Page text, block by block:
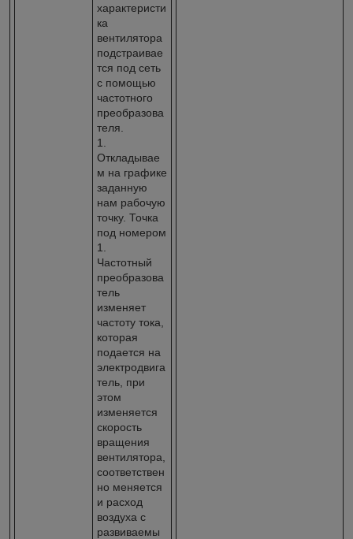
характеристи
ка
вентилятора
подстраивае
тся под сеть
с помощью
частотного
преобразова
теля.
1.
Откладывае
м на графике
заданную
нам рабочую
точку. Точка
под номером
1.
Частотный
преобразова
тель
изменяет
частоту тока,
которая
подается на
электродвига
тель, при
этом
изменяется
скорость
вращения
вентилятора,
соответствен
но меняется
и расход
воздуха с
развиваемы